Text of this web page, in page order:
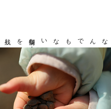
なんでもない
特別な今
を
残しておく。